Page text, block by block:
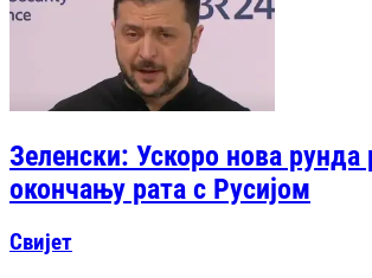
Зеленски: Ускоро нова рунда
окончању рата с Русијом
Свијет